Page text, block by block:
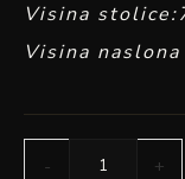
Visina
Visina
- +